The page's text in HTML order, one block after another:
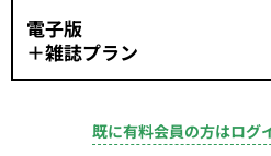
電子版
＋雑誌プラン
既に有料会員の方はログ